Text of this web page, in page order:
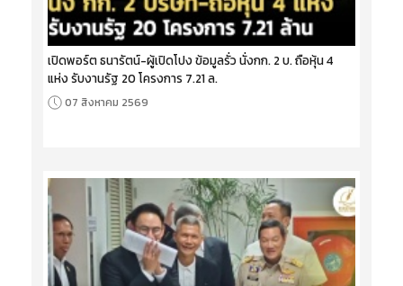
เปิดพอร์ต ธนารัตน์-ผู้เปิดโปง ข้อมูลรั่ว นั่งกก. 2 บ. ถือหุ้น 4
แห่ง รับงานรัฐ 20 โครงการ 7.21 ล.
07 สิงหาคม 2569